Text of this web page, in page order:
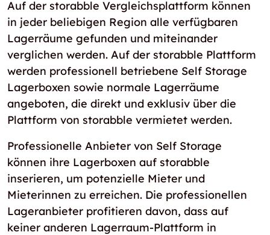
Auf der storabble Vergleichsplattform können
in jeder beliebigen Region alle verfügbaren
Lagerräume gefunden und miteinander
verglichen werden. Auf der storabble Plattform
werden professionell betriebene Self Storage
Lagerboxen sowie normale Lagerräume
angeboten, die direkt und exklusiv über die
Plattform von storabble vermietet werden.
Professionelle Anbieter von Self Storage
können ihre Lagerboxen auf storabble
inserieren, um potenzielle Mieter und
Mieterinnen zu erreichen. Die professionellen
Lageranbieter profitieren davon, dass auf
keiner anderen Lagerraum-Plattform in